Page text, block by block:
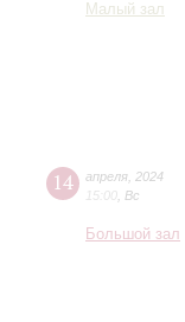
Малый зал
14 апреля 2024
15:00 Вс
Большой зал